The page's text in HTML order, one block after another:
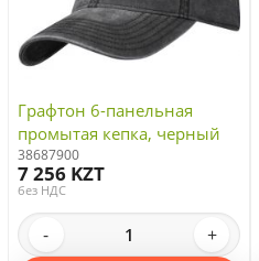
Графтон 6-панельная
промытая кепка, черный
38687900
7 256 KZT
без НДС
- +